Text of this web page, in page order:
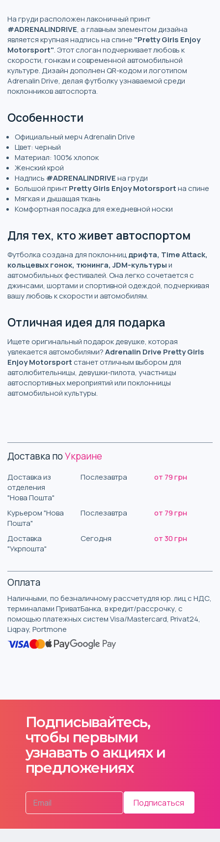
На груди расположен лаконичный принт
#ADRENALINDRIVE, а главным элементом дизайна
является крупная надпись на спине "Pretty Girls Enjoy
Motorsport". Этот слоган подчеркивает любовь к
скорости, гонкам и современной автомобильной
культуре. Дизайн дополнен QR-кодом и логотипом
Adrenalin Drive, делая футболку узнаваемой среди
поклонников автоспорта.
Особенности
Официальный мерч Adrenalin Drive
Цвет: черный
Материал: 100% хлопок
Женский крой
Надпись #ADRENALINDRIVEна груди
Большой принтPretty Girls Enjoy Motorsportна спине
Мягкая и дышащая ткань
Комфортная посадка для ежедневной носки
Для тех, кто живет автоспортом
Футболка создана для поклонницдрифта, Time Attack,
кольцевых гонок, тюнинга, JDM-культурыи
автомобильных фестивалей. Она легко сочетается с
джинсами, шортами и спортивной одеждой, подчеркивая
вашу любовь к скорости и автомобилям.
Отличная идея для подарка
Ищете оригинальный подарок девушке, которая
увлекается автомобилями?Adrenalin Drive Pretty Girls
Enjoy Motorsportстанет отличным выбором для
автолюбительницы, девушки-пилота, участницы
автоспортивных мероприятий или поклонницы
автомобильной культуры.
Доставка поУкраине
Доставка из
отделения
"Нова Пошта"
Послезавтра от 79 грн
Курьером "Нова
Пошта"
Послезавтра от 79 грн
Доставка
"Укрпошта"
Сегодня от 30 грн
Оплата
Наличными, по безналичному рассчетудля юр. лиц с НДС,
терминалами ПриватБанка, в кредит/рассрочку, с
помощью платежных систем Visa/Mastercard, Privat24,
Liqpay, Portmone
Подписывайтесь,
чтобы первыми
узнавать о акциях и
предложениях
Подписаться